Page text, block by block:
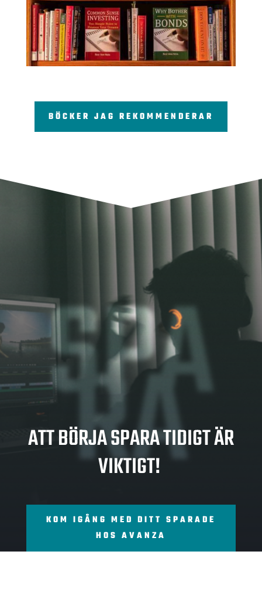
BÖCKER JAG REKOMMENDERAR
SPA
RA
ATT BÖRJA SPARA TIDIGT ÄR
VIKTIGT!
KOM IGÅNG MED DITT SPARADE
HOS AVANZA